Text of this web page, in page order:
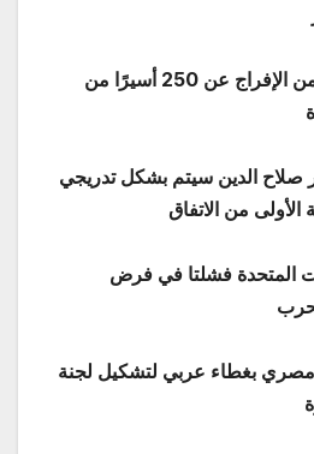
يتضمن الاتفاق يتضمن الإفراج عن 250 أسيرًا من
صلاح الدين سيتم بشكل تدريجي
الأولى من الاتفاق
المتحدة فشلتا في فرض
مصري بغطاء عربي لتشكيل لجنة